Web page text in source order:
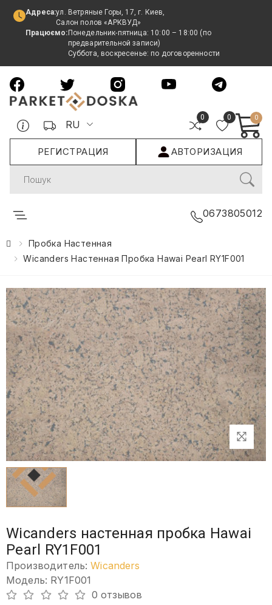
Адреса:ул. Ветряные Горы, 17, г. Киев,
Салон полов «АРКВУД»
Працюємо: Понедельник-пятница: 10:00 – 18:00 (по
предварительной записи)
Суббота, воскресенье: по договоренности
RU
0 0 0
РЕГИСТРАЦИЯ АВТОРИЗАЦИЯ
Search
0673805012
Пробка Настенная
Wicanders Настенная Пробка Hawai Pearl RY1F001
Wicanders настенная пробка Hawai
Pearl RY1F001
Производитель:Wicanders
Модель: RY1F001
0 отзывов